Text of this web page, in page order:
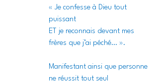
« Je confesse à Dieu tout
puissant
ET je reconnais devant mes
frères que j’ai péché… ».
Manifestant ainsi que personne
ne réussit tout seul